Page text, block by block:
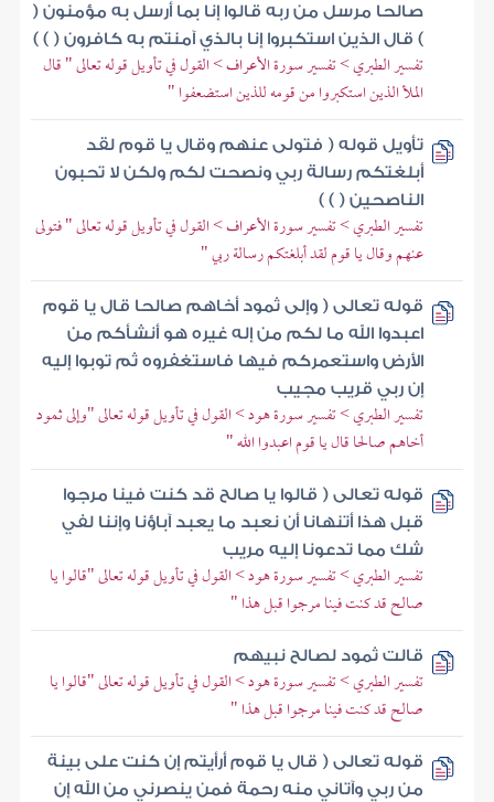
صالحا مرسل من ربه قالوا إنا بما أرسل به مؤمنون (
) قال الذين استكبروا إنا بالذي آمنتم به كافرون ( ) )
تفسير الطبري > تفسير سورة الأعراف > القول في تأويل قوله تعالى " قال
الملأ الذين استكبروا من قومه للذين استضعفوا "
تأويل قوله ( فتولى عنهم وقال يا قوم لقد
أبلغتكم رسالة ربي ونصحت لكم ولكن لا تحبون
الناصحين ( ) )
تفسير الطبري > تفسير سورة الأعراف > القول في تأويل قوله تعالى " فتولى
عنهم وقال يا قوم لقد أبلغتكم رسالة ربي "
قوله تعالى ( وإلى ثمود أخاهم صالحا قال يا قوم
اعبدوا الله ما لكم من إله غيره هو أنشأكم من
الأرض واستعمركم فيها فاستغفروه ثم توبوا إليه
إن ربي قريب مجيب
تفسير الطبري > تفسير سورة هود > القول في تأويل قوله تعالى "وإلى ثمود
أخاهم صالحا قال يا قوم اعبدوا الله "
قوله تعالى ( قالوا يا صالح قد كنت فينا مرجوا
قبل هذا أتنهانا أن نعبد ما يعبد آباؤنا وإننا لفي
شك مما تدعونا إليه مريب
تفسير الطبري > تفسير سورة هود > القول في تأويل قوله تعالى "قالوا يا
صالح قد كنت فينا مرجوا قبل هذا "
قالت ثمود لصالح نبيهم
تفسير الطبري > تفسير سورة هود > القول في تأويل قوله تعالى "قالوا يا
صالح قد كنت فينا مرجوا قبل هذا "
قوله تعالى ( قال يا قوم أرأيتم إن كنت على بينة
من ربي وآتاني منه رحمة فمن ينصرني من الله إن